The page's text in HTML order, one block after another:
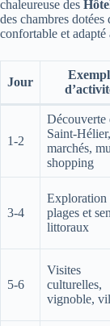
chaleureuse des
des chambres
confortable et adapté
Jour
1-2
Découverte
Saint-Hélier,
marchés,
shopping
3-4
Exploration
plages et
littoraux
5-6
Visites
culturelles,
vignoble,